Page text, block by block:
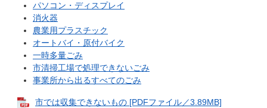
パソコン・ディスプレイ
消火器
農業用プラスチック
オートバイ・原付バイク
一時多量ごみ
市清掃工場で処理できないごみ
事業所から出るすべてのごみ
市では収集できないもの [PDFファイル／3.89MB]